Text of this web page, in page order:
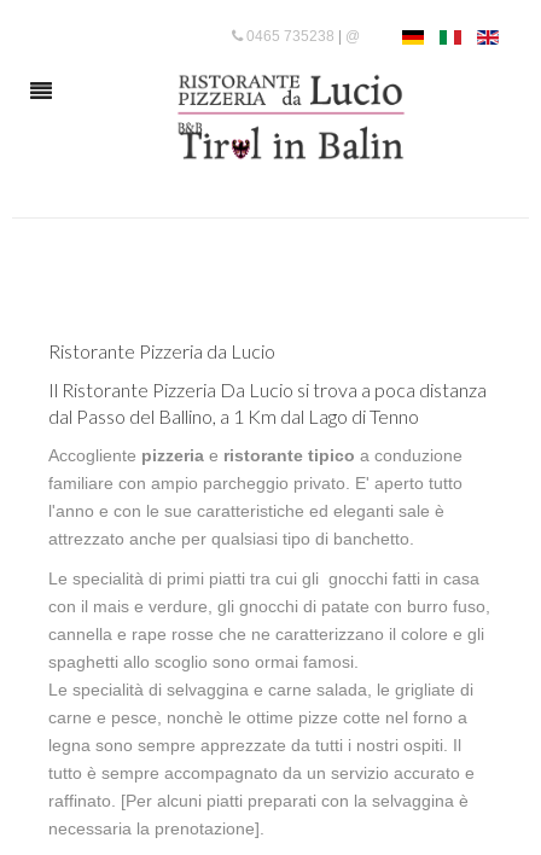
0465 735238 @
Ristorante Pizzeria da Lucio
Il Ristorante Pizzeria Da Lucio si trova a poca distanza
dal Passo del Ballino, a 1 Km dal Lago di Tenno
Accogliente pizzeria e ristorante tipico a conduzione
familiare con ampio parcheggio privato. E' aperto tutto
l'anno e con le sue caratteristiche ed eleganti sale è
attrezzato anche per qualsiasi tipo di banchetto.
Le specialità di primi piatti tra cui gli gnocchi fatti in casa
con il mais e verdure, gli gnocchi di patate con burro fuso,
cannella e rape rosse che ne caratterizzano il colore e gli
spaghetti allo scoglio sono ormai famosi.
Le specialità di selvaggina e carne salada, le grigliate di
carne e pesce, nonchè le ottime pizze cotte nel forno a
legna sono sempre apprezzate da tutti i nostri ospiti. Il
tutto è sempre accompagnato da un servizio accurato e
raffinato. [Per alcuni piatti preparati con la selvaggina è
necessaria la prenotazione].